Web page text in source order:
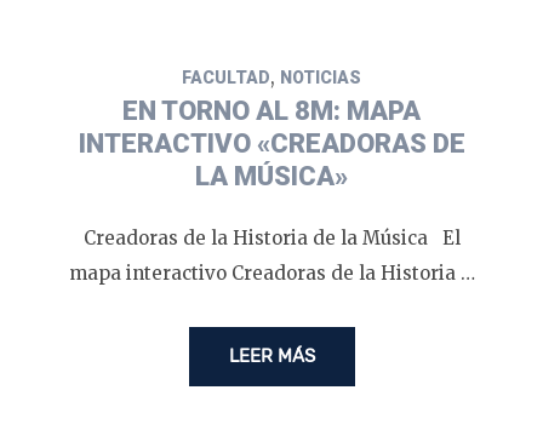
FACULTAD, NOTICIAS
EN TORNO AL 8M: MAPA
INTERACTIVO «CREADORAS DE
LA MÚSICA»
Creadoras de la Historia de la Música El
mapa interactivo Creadoras de la Historia …
LEER MÁS